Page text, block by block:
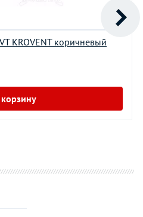
KROVENT коричневый